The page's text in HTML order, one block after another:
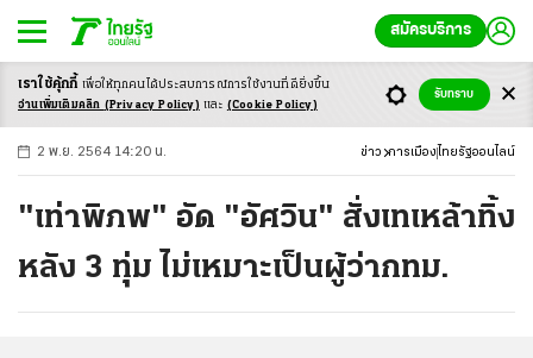
สมัครบริการ
-ก ก ก+
2 พ.ย. 2564 14:20 น. ข่าว การเมือง ไทยรัฐออนไลน์
"เท่าพิภพ" อัด "อัศวิน" สั่งเทเหล้าทิ้ง
หลัง 3 ทุ่ม ไม่เหมาะเป็นผู้ว่ากทม.
เราใช้คุ้กกี้ เพื่อให้ทุกคนได้ประสบการณ์การใช้งานที่ดียิ่งขึ้น
อ่านเพิ่มเติมคลิก (Privacy Policy) และ (Cookie Policy)
รับทราบ